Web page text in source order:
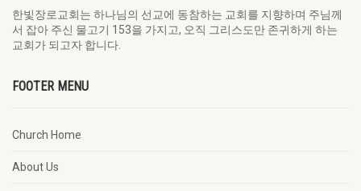
한빛장로교회는 하나님의 선교에 동참하는 교회를 지향하며 주님께
서 잡아 주신 물고기 153을 가지고, 오직 그리스도만 존귀하게 하는
교회가 되고자 합니다.
FOOTER MENU
Church Home
About Us